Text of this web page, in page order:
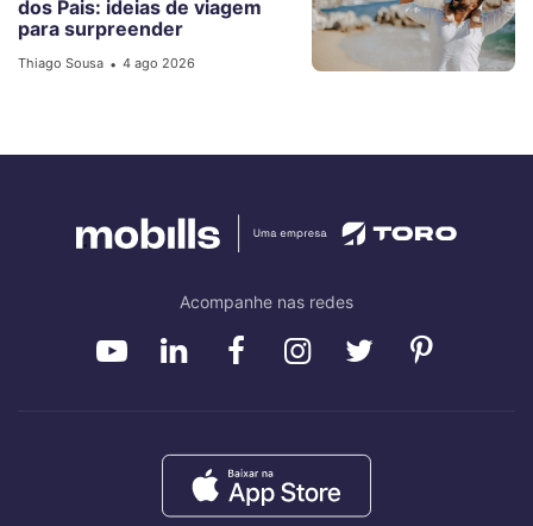
dos Pais: ideias de viagem
para surpreender
Thiago Sousa • 4 ago 2026
Acompanhe nas redes